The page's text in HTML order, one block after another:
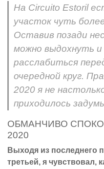
На Circuito Estoril
участок чуть
Оставив позади
можно выдохнуть и
расслабиться
очередной круг.
2020 я не
приходилось
ОБМАНЧИВО
2020
Выходя из последнего
третьей, я чувствовал,